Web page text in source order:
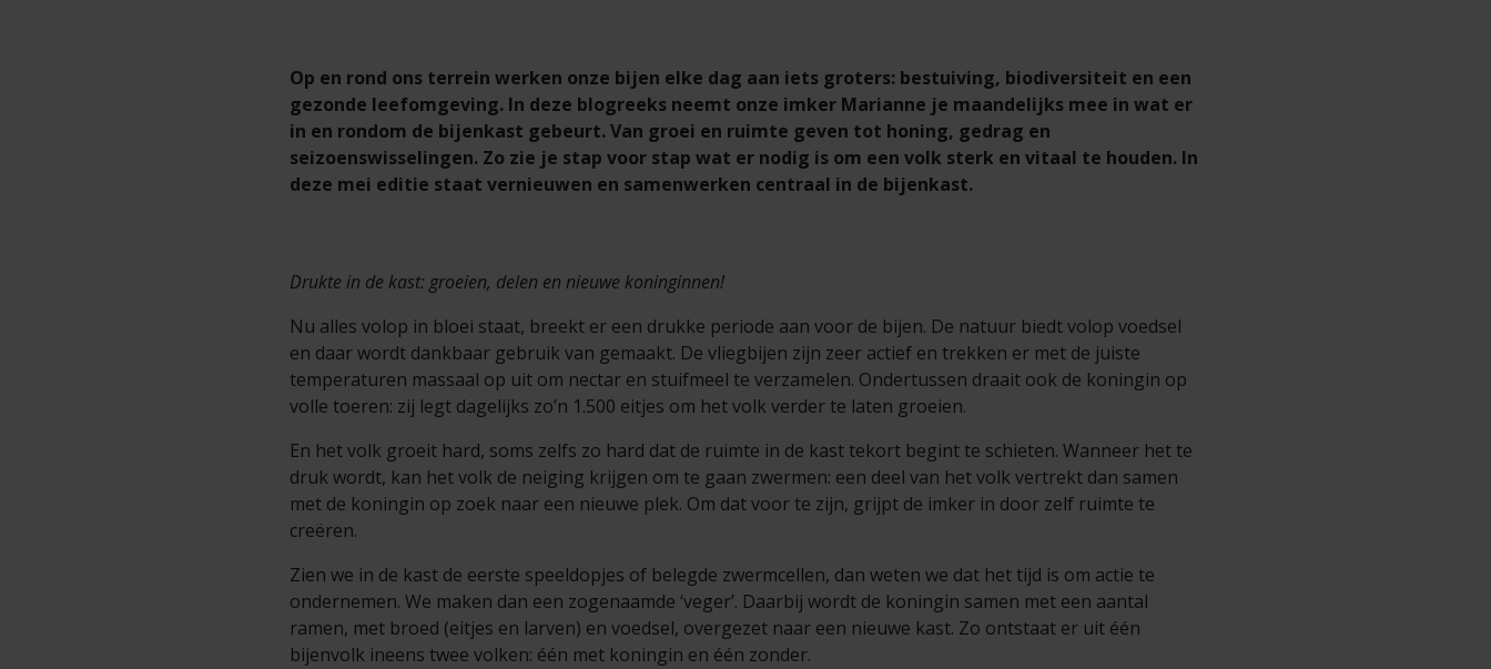
Op en rond ons terrein werken onze bijen elke dag aan iets groters: bestuiving, biodiversiteit en een
gezonde leefomgeving. In deze blogreeks neemt onze imker Marianne je maandelijks mee in wat er
in en rondom de bijenkast gebeurt. Van groei en ruimte geven tot honing, gedrag en
seizoenswisselingen. Zo zie je stap voor stap wat er nodig is om een volk sterk en vitaal te houden. In
deze mei editie staat vernieuwen en samenwerken centraal in de bijenkast.
Drukte in de kast: groeien, delen en nieuwe koninginnen!
Nu alles volop in bloei staat, breekt er een drukke periode aan voor de bijen. De natuur biedt volop voedsel
en daar wordt dankbaar gebruik van gemaakt. De vliegbijen zijn zeer actief en trekken er met de juiste
temperaturen massaal op uit om nectar en stuifmeel te verzamelen. Ondertussen draait ook de koningin op
volle toeren: zij legt dagelijks zo’n 1.500 eitjes om het volk verder te laten groeien.
En het volk groeit hard, soms zelfs zo hard dat de ruimte in de kast tekort begint te schieten. Wanneer het te
druk wordt, kan het volk de neiging krijgen om te gaan zwermen: een deel van het volk vertrekt dan samen
met de koningin op zoek naar een nieuwe plek. Om dat voor te zijn, grijpt de imker in door zelf ruimte te
creëren.
Zien we in de kast de eerste speeldopjes of belegde zwermcellen, dan weten we dat het tijd is om actie te
ondernemen. We maken dan een zogenaamde ‘veger’. Daarbij wordt de koningin samen met een aantal
ramen, met broed (eitjes en larven) en voedsel, overgezet naar een nieuwe kast. Zo ontstaat er uit één
bijenvolk ineens twee volken: één met koningin en één zonder.